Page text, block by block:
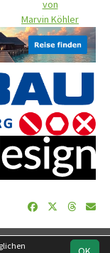
von
Marvin Köhler